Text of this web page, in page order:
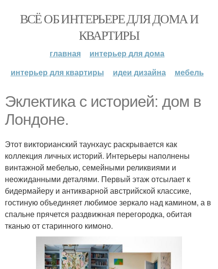
ВСЁ ОБ ИНТЕРЬЕРЕ ДЛЯ ДОМА И
КВАРТИРЫ
главная
интерьер для дома
интерьер для квартиры
идеи дизайна мебель
Эклектика с историей: дом в
Лондоне.
Этот викторианский таунхаус раскрывается как
коллекция личных историй. Интерьеры наполнены
винтажной мебелью, семейными реликвиями и
неожиданными деталями. Первый этаж отсылает к
бидермайеру и антикварной австрийской классике,
гостиную объединяет любимое зеркало над камином, а в
спальне прячется раздвижная перегородка, обитая
тканью от старинного кимоно.